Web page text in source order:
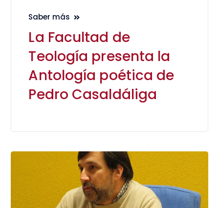
Saber más
La Facultad de
Teología presenta la
Antología poética de
Pedro Casaldáliga